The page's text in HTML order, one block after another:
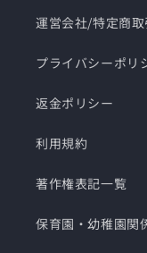
運営会社/特定商
プライバシーポリ
返金ポリシー
利用規約
著作権表記一覧
保育園・幼稚園関